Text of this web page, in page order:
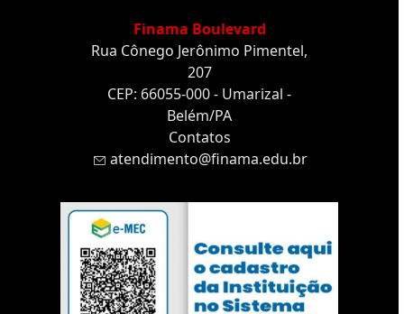
Finama Boulevard
Rua Cônego Jerônimo Pimentel,
207
CEP: 66055-000 - Umarizal -
Belém/PA
Contatos
atendimento@finama.edu.br